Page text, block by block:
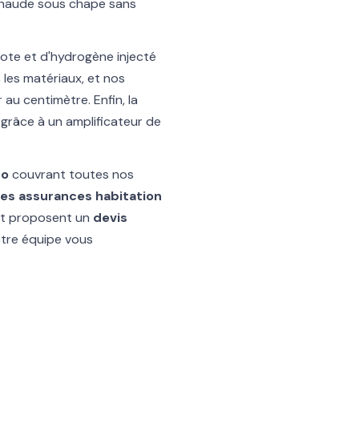
sous chape sans
et d'hydrogène injecté
matériaux, et nos
centimètre. Enfin, la
à un amplificateur de
couvrant toutes nos
assurances habitation
proposent un devis
équipe vous